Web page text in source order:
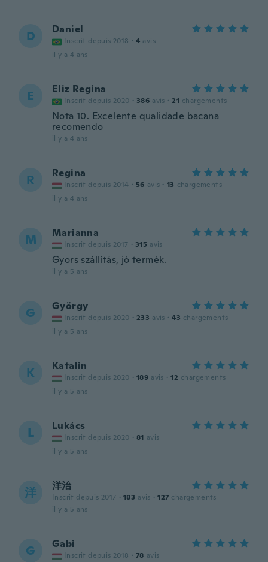
D Daniel
Inscrit depuis 2018 · 4 avis
il y a 4 ans
E Eliz Regina
Inscrit depuis 2020 · 386 avis · 21 chargements
Nota 10. Excelente qualidade bacana
recomendo
il y a 4 ans
R Regina
Inscrit depuis 2014 · 56 avis · 13 chargements
il y a 4 ans
M Marianna
Inscrit depuis 2017 · 315 avis
Gyors szállítás, jó termék.
il y a 5 ans
G György
Inscrit depuis 2020 · 233 avis · 43 chargements
il y a 5 ans
K Katalin
Inscrit depuis 2020 · 189 avis · 12 chargements
il y a 5 ans
L Lukács
Inscrit depuis 2020 · 81 avis
il y a 5 ans
洋 洋治
Inscrit depuis 2017 · 183 avis · 127 chargements
il y a 5 ans
G Gabi
Inscrit depuis 2018 · 78 avis